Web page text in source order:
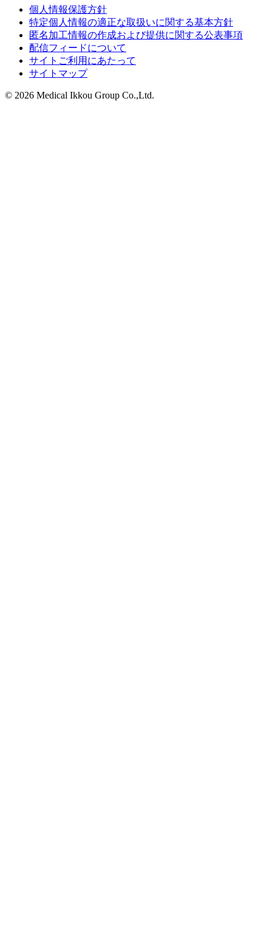
個人情報保護方針
特定個人情報の適正な取扱いに関する基本方針
匿名加工情報の作成および提供に関する公表事項
配信フィードについて
サイトご利用にあたって
サイトマップ
© 2026 Medical Ikkou Group Co.,Ltd.